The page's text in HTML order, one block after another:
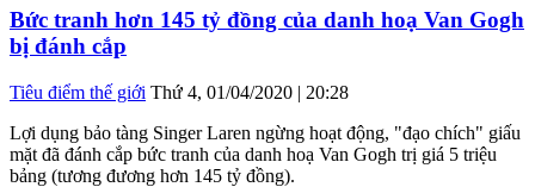
Bức tranh hơn 145 tỷ đồng của danh hoạ Van Gogh
bị đánh cắp
Tiêu điểm thế giới Thứ 4, 01/04/2020 | 20:28
Lợi dụng bảo tàng Singer Laren ngừng hoạt động, "đạo chích" giấu
mặt đã đánh cắp bức tranh của danh hoạ Van Gogh trị giá 5 triệu
bảng (tương đương hơn 145 tỷ đồng).